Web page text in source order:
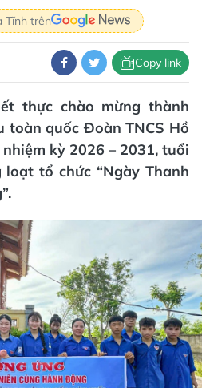
Tĩnh trên
Copy link
thực chào mừng thành
toàn quốc Đoàn TNCS Hồ
kỳ 2026 – 2031, tuổi
tổ chức “Ngày Thanh